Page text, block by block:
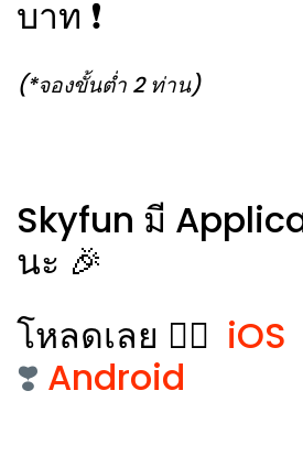
บาท ❗️
(*จองขั้นต่ำ 2 ท่าน)
Skyfun มี
นะ 🎉
โหลดเลย 👉🏻 iOS
❣️ Android